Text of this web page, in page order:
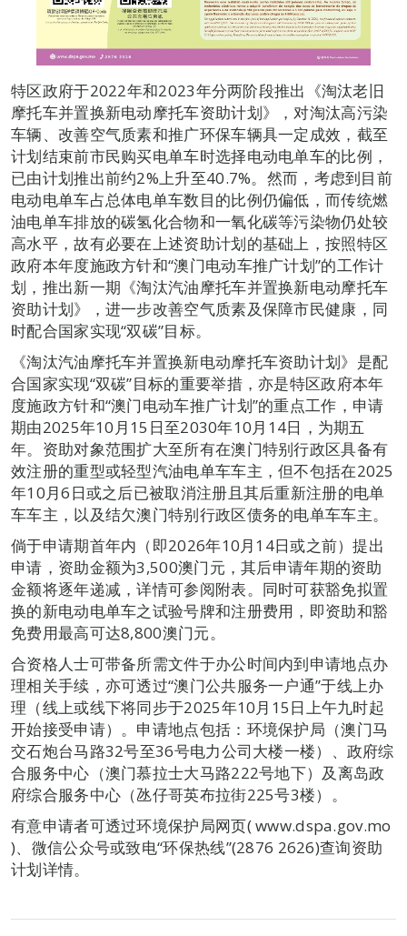
特区政府于2022年和2023年分两阶段推出《淘汰老旧
摩托车并置换新电动摩托车资助计划》，对淘汰高污染
车辆、改善空气质素和推广环保车辆具一定成效，截至
计划结束前市民购买电单车时选择电动电单车的比例，
已由计划推出前约2%上升至40.7%。然而，考虑到目前
电动电单车占总体电单车数目的比例仍偏低，而传统燃
油电单车排放的碳氢化合物和一氧化碳等污染物仍处较
高水平，故有必要在上述资助计划的基础上，按照特区
政府本年度施政方针和“澳门电动车推广计划”的工作计
划，推出新一期《淘汰汽油摩托车并置换新电动摩托车
资助计划》，进一步改善空气质素及保障市民健康，同
时配合国家实现“双碳”目标。
《淘汰汽油摩托车并置换新电动摩托车资助计划》是配
合国家实现“双碳”目标的重要举措，亦是特区政府本年
度施政方针和“澳门电动车推广计划”的重点工作，申请
期由2025年10月15日至2030年10月14日，为期五
年。资助对象范围扩大至所有在澳门特别行政区具备有
效注册的重型或轻型汽油电单车车主，但不包括在2025
年10月6日或之后已被取消注册且其后重新注册的电单
车车主，以及结欠澳门特别行政区债务的电单车车主。
倘于申请期首年内（即2026年10月14日或之前）提出
申请，资助金额为3,500澳门元，其后申请年期的资助
金额将逐年递减，详情可参阅附表。同时可获豁免拟置
换的新电动电单车之试验号牌和注册费用，即资助和豁
免费用最高可达8,800澳门元。
合资格人士可带备所需文件于办公时间内到申请地点办
理相关手续，亦可透过“澳门公共服务一户通”于线上办
理（线上或线下将同步于2025年10月15日上午九时起
开始接受申请）。申请地点包括：环境保护局（澳门马
交石炮台马路32号至36号电力公司大楼一楼）、政府综
合服务中心（澳门慕拉士大马路222号地下）及离岛政
府综合服务中心（氹仔哥英布拉街225号3楼）。
有意申请者可透过环境保护局网页( www.dspa.gov.mo
)、微信公众号或致电“环保热线”(2876 2626)查询资助
计划详情。